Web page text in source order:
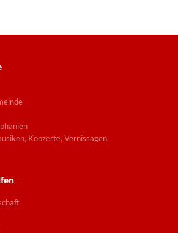
Konzerte, Vernissagen,